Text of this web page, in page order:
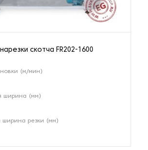
скотча FR202-1600
(м/мин)
ширина (мм)
ширина резки (мм)